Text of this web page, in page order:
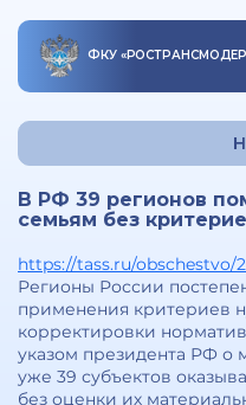
ФКУ «
В РФ 39 регионов
семьям без
https://tass.ru/obschestvo/
Регионы России
применения критериев
корректировки
указом президента РФ о
уже 39 субъектов
без оценки их